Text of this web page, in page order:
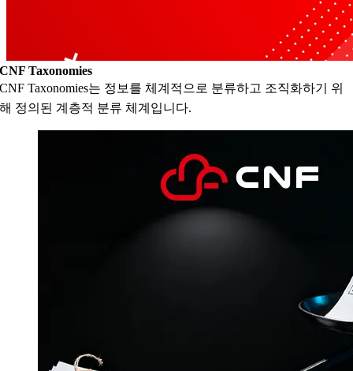
CNF Taxonomies
CNF Taxonomies는 정보를 체계적으로 분류하고 조직화하기 위
해 정의된 계층적 분류 체계입니다.